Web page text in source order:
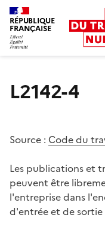
RÉPUBLIQUE
FRANÇAISE
L2142-4
Source : Code du
Les publications et
peuvent être
l'entreprise dans
d'entrée et de